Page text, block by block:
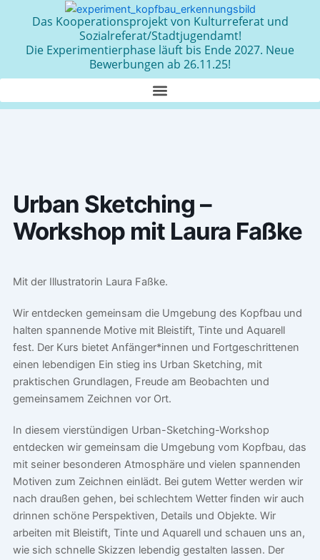
Das Kooperationsprojekt von Kulturreferat und
Sozialreferat/Stadtjugendamt!
Die Experimentierphase läuft bis Ende 2027. Neue
Bewerbungen ab 26.11.25!
Urban Sketching –
Workshop mit Laura Faßke
Mit der Illustratorin Laura Faßke.
Wir entdecken gemeinsam die Umgebung des Kopfbau und
halten spannende Motive mit Bleistift, Tinte und Aquarell
fest. Der Kurs bietet Anfänger*innen und Fortgeschrittenen
einen lebendigen Ein stieg ins Urban Sketching, mit
praktischen Grundlagen, Freude am Beobachten und
gemeinsamem Zeichnen vor Ort.
In diesem vierstündigen Urban-Sketching-Workshop
entdecken wir gemeinsam die Umgebung vom Kopfbau, das
mit seiner besonderen Atmosphäre und vielen spannenden
Motiven zum Zeichnen einlädt. Bei gutem Wetter werden wir
nach draußen gehen, bei schlechtem Wetter finden wir auch
drinnen schöne Perspektiven, Details und Objekte. Wir
arbeiten mit Bleistift, Tinte und Aquarell und schauen uns an,
wie sich schnelle Skizzen lebendig gestalten lassen. Der